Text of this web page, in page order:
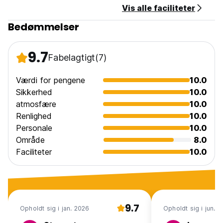
Vis alle faciliteter
Bedømmelser
9.7Fabelagtigt(7)
Værdi for pengene
10.0
Sikkerhed
10.0
atmosfære
10.0
Renlighed
10.0
Personale
10.0
Område
8.0
Faciliteter
10.0
Opholdt sig i jan. 2026 9.7 Opholdt sig i jun.